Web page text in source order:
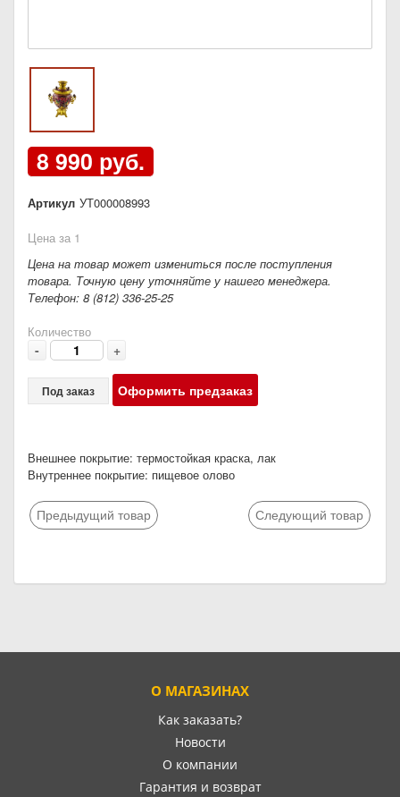
8 990 руб.
Артикул УТ000008993
Цена за 1
Цена на товар может измениться после поступления
товара. Точную цену уточняйте у нашего менеджера.
Телефон: 8 (812) 336-25-25
Количество
- +
Под заказ Оформить предзаказ
Внешнее покрытие: термостойкая краска, лак
Внутреннее покрытие: пищевое олово
Предыдущий товар Следующий товар
О МАГАЗИНАХ
Как заказать?
Новости
О компании
Гарантия и возврат